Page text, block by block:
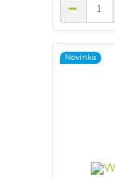
Novinka